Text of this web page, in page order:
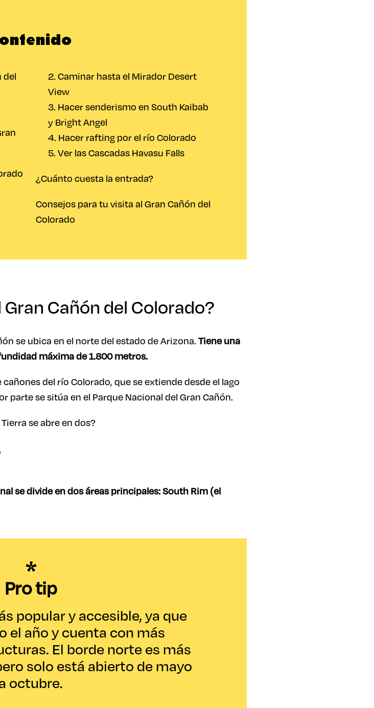
del
2. Caminar hasta el Mirador Desert
View
3. Hacer senderismo en South Kaibab
y Bright Angel
4. Hacer rafting por el río Colorado
5. Ver las Cascadas Havasu Falls
¿Cuánto cuesta la entrada?
Consejos para tu visita al Gran Cañón del
Colorado
Cañón del Colorado?
se ubica en el norte del estado de Arizona.Tiene una
máxima de 1.800 metros.
del río Colorado, que se extiende desde el lago
parte se sitúa en el Parque Nacional del Gran Cañón.
se abre en dos?
se divide en dos áreas principales: South Rim (el
Pro tip
popular y accesible, ya que
el año y cuenta con más
El borde norte es más
solo está abierto de mayo
octubre.